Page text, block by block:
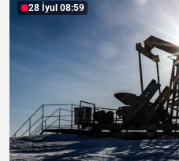
28 İyul 08:59